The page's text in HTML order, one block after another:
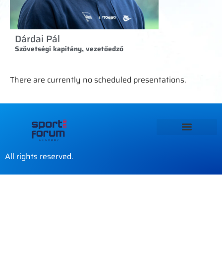
Dárdai Pál
Szövetségi kapitány, vezetőedző
There are currently no scheduled presentations.
All rights reserved.